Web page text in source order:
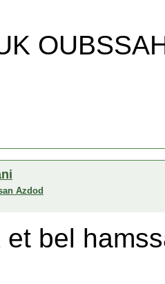
Azdod
et bel